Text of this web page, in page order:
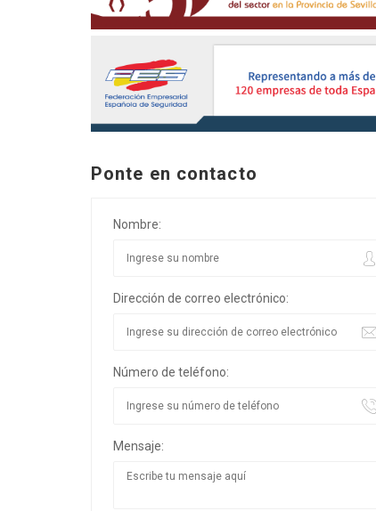
Ponte en contacto
Nombre:
Dirección de correo electrónico:
Número de teléfono:
Mensaje: